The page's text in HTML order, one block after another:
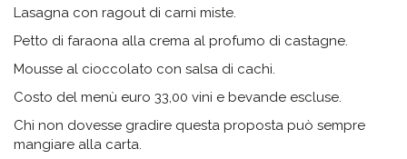
Lasagna con ragout di carni miste.
Petto di faraona alla crema al profumo di castagne.
Mousse al cioccolato con salsa di cachi.
Costo del menù euro 33,00 vini e bevande escluse.
Chi non dovesse gradire questa proposta può sempre
mangiare alla carta.